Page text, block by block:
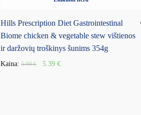
Hills Prescription Diet Gastrointestinal
Biome chicken & vegetable stew vištienos
ir daržovių troškinys šunims 354g
Kaina:5.99€ 5.39 €